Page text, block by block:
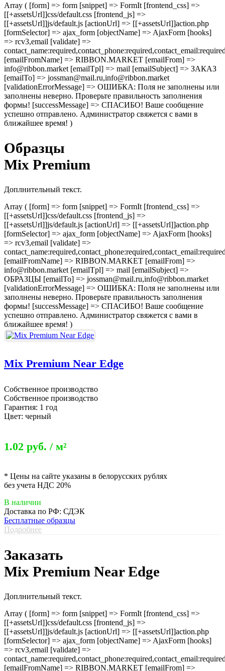
Array ( [form] => form [snippet] => FormIt [frontend_css] =>
[[+assetsUrl]]css/default.css [frontend_js] =>
[[+assetsUrl]]js/default.js [actionUrl] => [[+assetsUrl]]action.php
[formSelector] => ajax_form [objectName] => AjaxForm [hooks]
=> rcv3,email [validate] =>
[emailFromName] => RIBBON.MARKET [emailFrom] =>
info@ribbon.market [emailTpl] => mail [emailSubject] => ЗАКАЗ
[emailTo] => jossman@mail.ru,info@ribbon.market
[validationErrorMessage] => ОШИБКА: Поля не заполнены или
заполнены неверно. Проверьте правильность заполнения
формы! [successMessage] => СПАСИБО! Ваше сообщение
успешно отправлено. Администратор свяжется с вами в
ближайшее время! )
Образцы
Mix Premium
Доплнительный текст.
Array ( [form] => form [snippet] => FormIt [frontend_css] =>
[[+assetsUrl]]css/default.css [frontend_js] =>
[[+assetsUrl]]js/default.js [actionUrl] => [[+assetsUrl]]action.php
[formSelector] => ajax_form [objectName] => AjaxForm [hooks]
=> rcv3,email [validate] =>
[emailFromName] => RIBBON.MARKET [emailFrom] =>
info@ribbon.market [emailTpl] => mail [emailSubject] =>
ОБРАЗЦЫ [emailTo] => jossman@mail.ru,info@ribbon.market
[validationErrorMessage] => ОШИБКА: Поля не заполнены или
заполнены неверно. Проверьте правильность заполнения
формы! [successMessage] => СПАСИБО! Ваше сообщение
успешно отправлено. Администратор свяжется с вами в
ближайшее время! )
Mix Premium Near Edge
Собственное производство
Собственное производство
Гарантия: 1 год
Цвет: черный
1.02 руб. / м²
* Цены на сайте указаны в белорусских рублях
без учета НДС 20%
В наличии
Доставка по РФ: СДЭК
Бесплатные образцы
Подробнее
Заказать
Mix Premium Near Edge
Доплнительный текст.
Array ( [form] => form [snippet] => FormIt [frontend_css] =>
[[+assetsUrl]]css/default.css [frontend_js] =>
[[+assetsUrl]]js/default.js [actionUrl] => [[+assetsUrl]]action.php
[formSelector] => ajax_form [objectName] => AjaxForm [hooks]
=> rcv3,email [validate] =>
[emailFromName] => RIBBON.MARKET [emailFrom] =>